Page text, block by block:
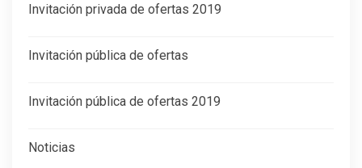
Invitación privada de ofertas 2019
Invitación pública de ofertas
Invitación pública de ofertas 2019
Noticias